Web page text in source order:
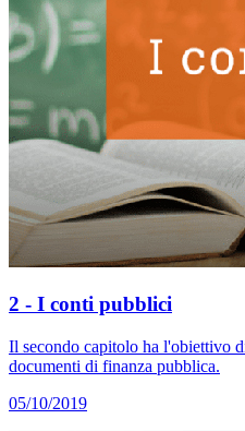
2 - I conti pubblici
Il secondo capitolo ha l'obiettivo
documenti di finanza pubblica.
05/10/2019